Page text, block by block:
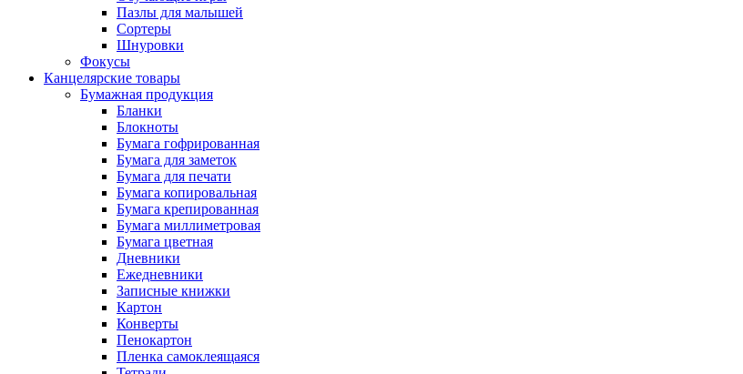
Пазлы для малышей
Сортеры
Шнуровки
Фокусы
Канцелярские товары
Бумажная продукция
Бланки
Блокноты
Бумага гофрированная
Бумага для заметок
Бумага для печати
Бумага копировальная
Бумага крепированная
Бумага миллиметровая
Бумага цветная
Дневники
Ежедневники
Записные книжки
Картон
Конверты
Пенокартон
Пленка самоклеящаяся